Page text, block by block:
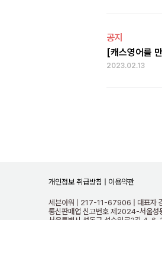
공지
[캐스영어를
2023.02.13
개인정보 취급방침 | 이용약관
세븐아워 | 217-11-67906 | 대표자
통신판매업 신고번호 제2024-서울
서울특별시 성동구 성수일로3길 4-6,